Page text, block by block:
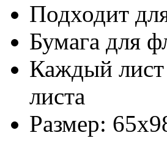
Подходит
Бумага для
Каждый лист
листа
Размер: